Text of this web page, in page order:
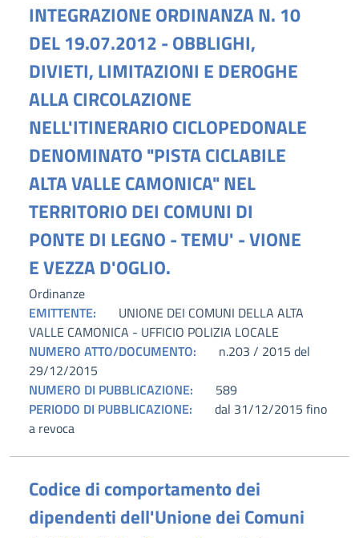
INTEGRAZIONE ORDINANZA N. 10
DEL 19.07.2012 - OBBLIGHI,
DIVIETI, LIMITAZIONI E DEROGHE
ALLA CIRCOLAZIONE
NELL'ITINERARIO CICLOPEDONALE
DENOMINATO "PISTA CICLABILE
ALTA VALLE CAMONICA" NEL
TERRITORIO DEI COMUNI DI
PONTE DI LEGNO - TEMU' - VIONE
E VEZZA D'OGLIO.
Ordinanze
EMITTENTE:
UNIONE DEI COMUNI DELLA ALTA
VALLE CAMONICA - UFFICIO POLIZIA LOCALE
NUMERO ATTO/DOCUMENTO:
n.203 / 2015 del
29/12/2015
NUMERO DI PUBBLICAZIONE:
589
PERIODO DI PUBBLICAZIONE:
dal 31/12/2015 fino
a revoca
Codice di comportamento dei
dipendenti dell'Unione dei Comuni